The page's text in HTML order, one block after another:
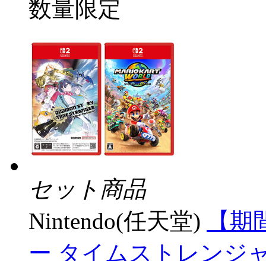
数量限定
セット商品
Nintendo(任天堂)
【
ー タイムストレンジ